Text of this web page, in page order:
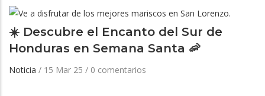
☀️ Descubre el Encanto del Sur de
Honduras en Semana Santa 🦐
Noticia / 15 Mar 25 / 0 comentarios